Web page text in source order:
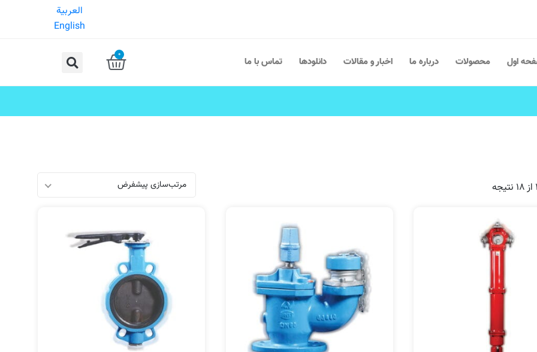
العربية
English
اول محصولات درباره ما اخبار و مقالات دانلودها تماس با ما
0
مرتب‌سازی پیشفرض